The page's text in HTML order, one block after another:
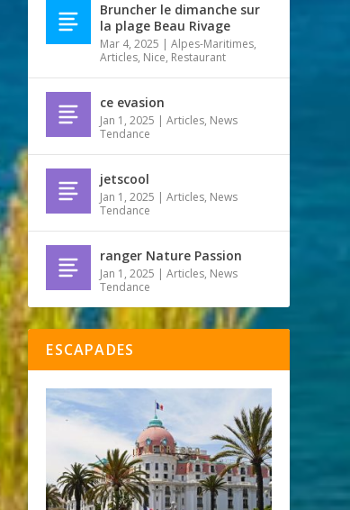
Bruncher le dimanche sur
la plage Beau Rivage
Mar 4, 2025 |Alpes-Maritimes,
Articles, Nice, Restaurant
ce evasion
Jan 1, 2025 |Articles, News
Tendance
jetscool
Jan 1, 2025 |Articles, News
Tendance
ranger Nature Passion
Jan 1, 2025 |Articles, News
Tendance
ESCAPADES